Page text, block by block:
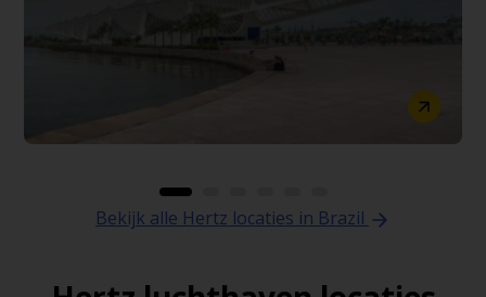
Bekijk alle Hertz locaties in Brazil